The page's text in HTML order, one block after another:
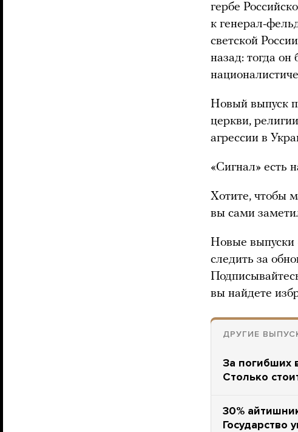
гербе
к генерал-
светской
назад: тогда
Новый выпуск
церкви,
агрессии в
«Сигнал» есть
Хотите, чтобы
вы сами
Новые выпуски
следить за
вы найдете
ДРУГИЕ
За погибших
Столько
30%
Государство